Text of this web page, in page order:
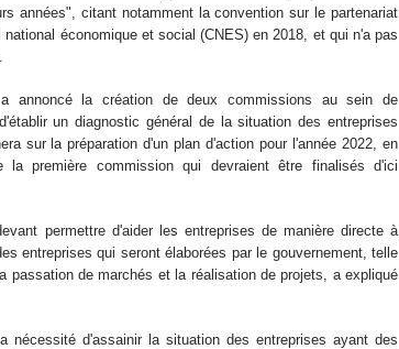
années", citant notamment la convention sur le partenariat
économique et social (CNES) en 2018, et qui n'a pas
annoncé la création de deux commissions au sein de
un diagnostic général de la situation des entreprises
sur la préparation d'un plan d'action pour l'année 2022, en
première commission qui devraient être finalisés d'ici
permettre d'aider les entreprises de manière directe à
entreprises qui seront élaborées par le gouvernement, telle
de marchés et la réalisation de projets, a expliqué
d'assainir la situation des entreprises ayant des